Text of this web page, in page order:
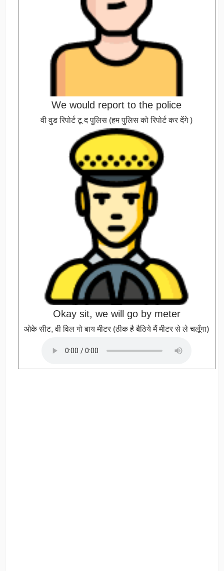
We would report to the police
वी वुड रिपोर्ट टू द पुलिस (हम पुलिस को रिपोर्ट कर देंगे )
Okay sit, we will go by meter
ओके सीट, वी विल गो बाय मीटर (ठीक है बैठिये मैं मीटर से ले चलूँगा)